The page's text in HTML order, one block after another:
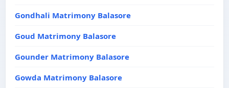
Gondhali Matrimony Balasore
Goud Matrimony Balasore
Gounder Matrimony Balasore
Gowda Matrimony Balasore